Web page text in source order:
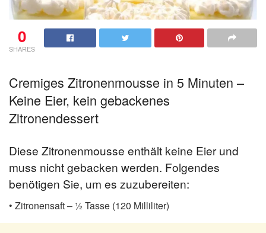
0
SHARES
Cremiges Zitronenmousse in 5 Minuten –
Keine Eier, kein gebackenes
Zitronendessert
Diese Zitronenmousse enthält keine Eier und
muss nicht gebacken werden. Folgendes
benötigen Sie, um es zuzubereiten:
• Zitronensaft – ½ Tasse (120 Milliliter)